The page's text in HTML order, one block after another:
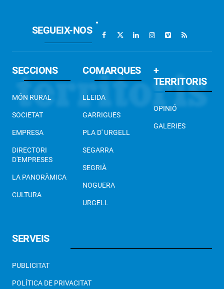
SEGUEIX-NOS
SECCIONS
MÓN RURAL
SOCIETAT
EMPRESA
DIRECTORI
D'EMPRESES
LA PANORÀMICA
CULTURA
COMARQUES
LLEIDA
GARRIGUES
PLA D' URGELL
SEGARRA
SEGRIÀ
NOGUERA
URGELL
+
TERRITORIS
OPINIÓ
GALERIES
SERVEIS
PUBLICITAT
POLÍTICA DE PRIVACITAT